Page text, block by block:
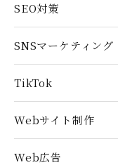
SEO対策
SNSマーケティング
TikTok
Webサイト制作
Web広告